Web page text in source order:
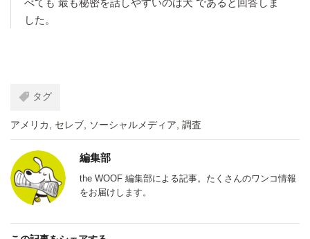
べても 最も秘密を話しやすいのは犬 であると回答しま
した。
タグ
アメリカ, セレブ, ソーシャルメディア, 調査
編集部
the WOOF 編集部による記事。たくさんのワンコ情報
をお届けします。